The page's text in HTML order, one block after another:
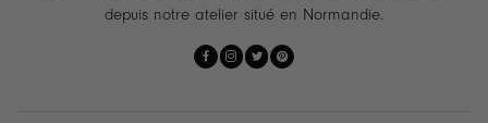
depuis notre atelier situé en Normandie.